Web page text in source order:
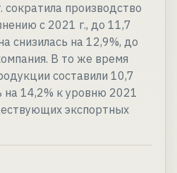
производство
с 2021 г., до 11,7
снизилась на 12,9%, до
В то же время
составили 10,7
на 14,2% к уровню 2021
экспортных